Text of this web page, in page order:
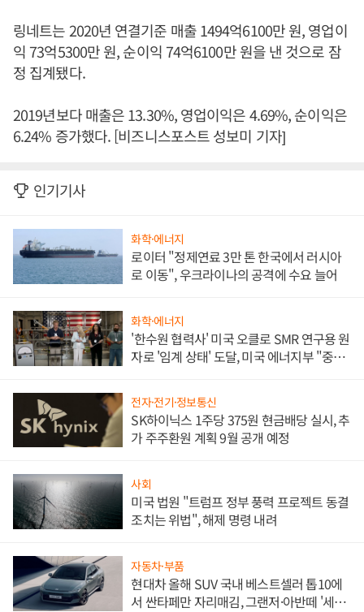
링네트는 2020년 연결기준 매출 1494억6100만 원, 영업이
익 73억5300만 원, 순이익 74억6100만 원을 낸 것으로 잠
정 집계됐다.
2019년보다 매출은 13.30%, 영업이익은 4.69%, 순이익은
6.24% 증가했다. [비즈니스포스트 성보미 기자]
인기기사
화학·에너지
로이터 "정제연료 3만 톤 한국에서 러시아
로 이동", 우크라이나의 공격에 수요 늘어
화학·에너지
'한수원 협력사' 미국 오클로 SMR 연구용 원
자로 '임계 상태' 도달, 미국 에너지부 "중요
전자·전기·정보통신
SK하이닉스 1주당 375원 현금배당 실시, 추
가 주주환원 계획 9월 공개 예정
사회
미국 법원 "트럼프 정부 풍력 프로젝트 동결
조치는 위법", 해제 명령 내려
자동차·부품
현대차 올해 SUV 국내 베스트셀러 톱10에
서 싼타페만 자리매김, 그랜저·아반떼 '세단